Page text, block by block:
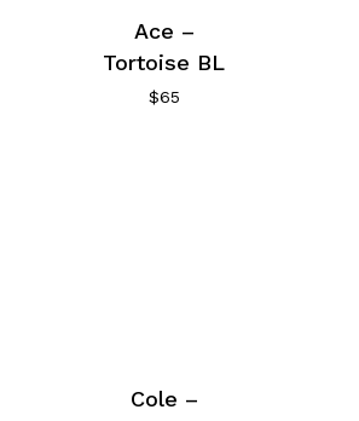
Ace –
Tortoise BL
$65
Cole –